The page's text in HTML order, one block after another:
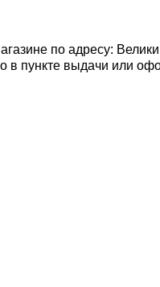
по адресу:
в пункте выдачи или